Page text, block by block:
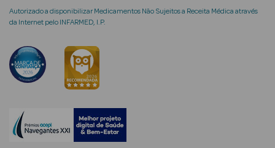
Máscaras
Lábios
Coffrets
Autorizado a disponibilizar Medicamentos Não Sujeitos a Receita Médica através
da Internet pelo INFARMED, I.P.